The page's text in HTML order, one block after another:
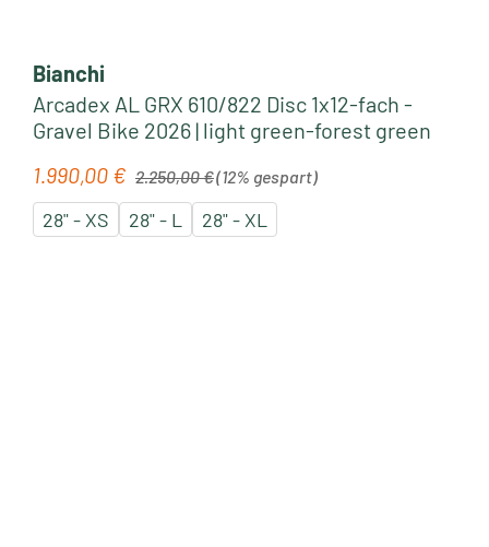
Bianchi
Arcadex AL GRX 610/822 Disc 1x12-fach -
Gravel Bike 2026 | light green-forest green
Verkaufspreis:
1.990,00 € 2.250,00 €(12% gespart)
28" - XS 28" - L 28" - XL